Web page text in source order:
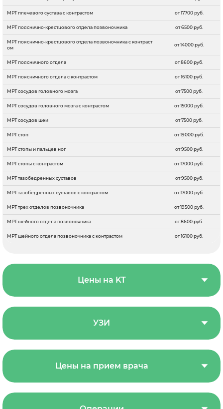
МРТ плечевого сустава с контрастом от 17700 руб.
МРТ пояснично-крестцового отдела позвоночника от 6500 руб.
МРТ пояснично-крестцового отдела позвоночника с контраст
ом
от 14000 руб.
МРТ поясничного отдела от 8600 руб.
МРТ поясничного отдела с контрастом от 16100 руб.
МРТ сосудов головного мозга от 7500 руб.
МРТ сосудов головного мозга с контрастом от 15000 руб.
МРТ сосудов шеи от 7500 руб.
МРТ стоп от 19000 руб.
МРТ стопы и пальцев ног от 9500 руб.
МРТ стопы с контрастом от 17000 руб.
МРТ тазобедренных суставов от 9500 руб.
МРТ тазобедренных суставов с контрастом от 17000 руб.
МРТ трех отделов позвоночника от 19500 руб.
МРТ шейного отдела позвоночника от 8600 руб.
МРТ шейного отдела позвоночника с контрастом от 16100 руб.
Цены на KT
УЗИ
Цены на прием врача